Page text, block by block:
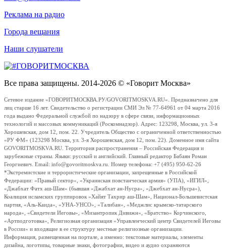
Реклама на радио
Города вещания
Наши слушатели
Все права защищены. 2014-2026 © «Говорит Москва»
Сетевое издание «ГОВОРИТМОСКВА.РУ/GOVORITMOSKVA.RU». Предназначено для
лиц старше 16 лет. Свидетельство о регистрации СМИ Эл № 77-64961 от 04 марта 2016
года выдано Федеральной службой по надзору в сфере связи, информационных
технологий и массовых коммуникаций (Роскомнадзор). Адрес: 123298, Москва, ул. 3-я
Хорошевская, дом 12, пом. 22. Учредитель Общество с ограниченной ответственностью
«РУ ФМ» (123298 Москва, ул. 3-я Хорошевская, дом 12, пом. 22). Доменное имя сайта
GOVORITMOSKVA.RU. Территория распространения – Российская Федерация и
зарубежные страны. Языки: русский и английский. Главный редактор Бабаян Роман
Георгиевич. Email: info@govoritmoskva.ru. Номер телефона: +7 (495) 950-62-26
*Экстремистские и террористические организации, запрещенные в Российской
Федерации: «Правый сектор», «Украинская повстанческая армия» (УПА), «ИГИЛ»,
«Джабхат Фатх аш-Шам» (бывшая «Джабхат ан-Нусра», «Джебхат ан-Нусра»),
Коалиция исламских группировок «Хайят Тахрир аш-Шам», Национал-Большевистская
партия, «Аль-Каида», «УНА-УНСО», «Талибан», «Меджлис крымско-татарского
народа», «Свидетели Иеговы», «Мизантропик Дивижн», «Братство» Корчинского,
«Артподготовка», Религиозная организация «Управленческий центр Свидетелей Иеговы
в России» и входящие в ее структуру местные религиозные организации.
Информация, размещенная на портале, а именно: текстовые материалы, элементы
дизайна, логотипы, товарные знаки, фотографии, видео и аудио охраняются